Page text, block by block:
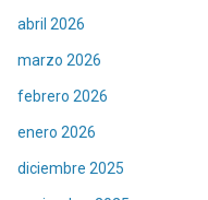
abril 2026
marzo 2026
febrero 2026
enero 2026
diciembre 2025